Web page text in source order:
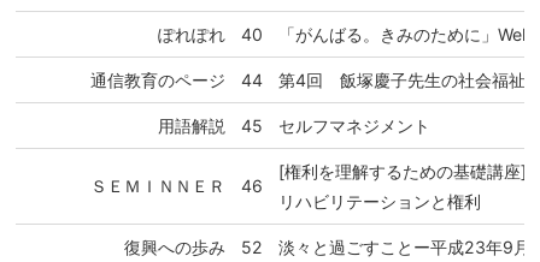
ぽれぽれ 40 「がんばる。きみのために」
通信教育のページ 44 第4回 飯塚慶子先生の社会福祉
用語解説 45 セルフマネジメント
ＳＥＭＩＮＮＥＲ 46
[権利を理解するための基礎講座]
リハビリテーションと権利
復興への歩み 52 淡々と過ごすことー平成23年9月